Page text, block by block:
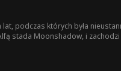
podczas których była
stada Moonshadow, i